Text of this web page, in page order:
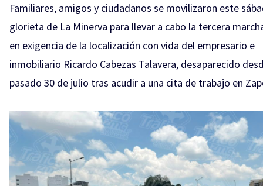
Familiares, amigos y ciudadanos se movilizaron este
glorieta de La Minerva para llevar a cabo la tercera
en exigencia de la localización con vida del empresario e
inmobiliario Ricardo Cabezas Talavera, desaparecido
pasado 30 de julio tras acudir a una cita de trabajo en